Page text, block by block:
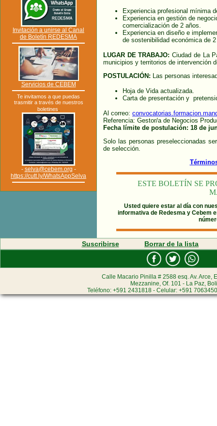
Invitación a unirse al Canal
de Boletín REDESMA
Servicios de CEBEM
Te invitamos a que puedas
trasmitir a través de nuestros
boletines.
- selva@cebem.org -
https://cutt.ly/WhatsAppSelva
Experiencia profesional mínima
Experiencia en gestión de
comercialización de 2 años.
Experiencia en diseño e
de sostenibilidad económica de
LUGAR DE TRABAJO:Ciudad de La
municipios y territorios de intervención
POSTULACIÓN: Las personas
Hoja de Vida actualizada.
Carta de presentación y
Al correo:
Referencia: Gestor/a de Negocios
Fecha límite de postulación: 18 de
Solo las personas preseleccionadas
de selección.
ESTE BOLETÍN SE
Usted quiere estar al día con
informativa de Redesma y Cebem
Suscribirse Borrar de la lista
Calle Macario Pinilla # 2588 esq. Av. Arce,
Mezzanine, Of. 101 - La Paz,
Teléfono: +591 2431818 - Celular: +591